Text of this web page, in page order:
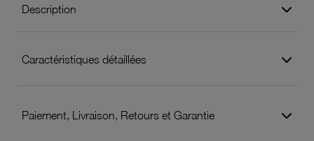
Description
Caractéristiques détaillées
Paiement, Livraison, Retours et Garantie